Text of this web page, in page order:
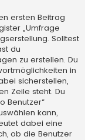
ersten Beitrag
„Umfrage
Solltest
du
zu erstellen. Du
in
sicherstellen,
Zeile steht. Du
Benutzer“
kann,
dabei eine
ob die Benutzer